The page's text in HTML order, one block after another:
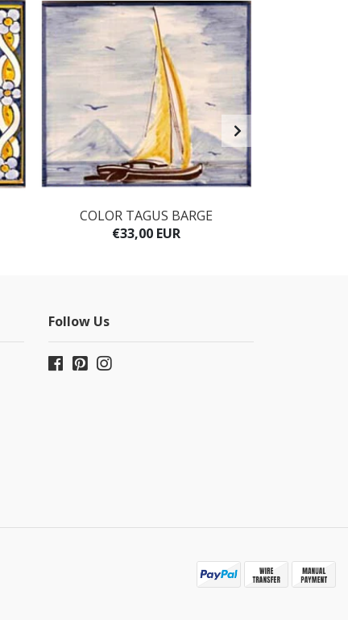
COLOR TAGUS BARGE
€33,00 EUR
Follow Us